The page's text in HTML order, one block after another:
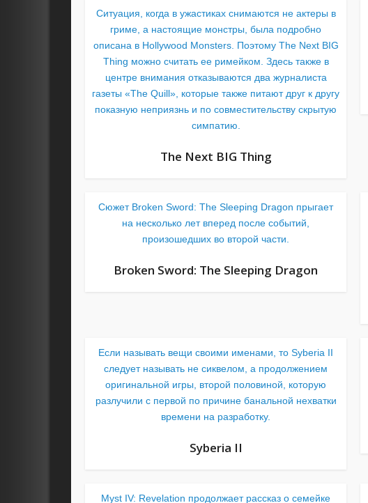
Ситуация, когда в ужастиках снимаются не актеры в
гриме, а настоящие монстры, была подробно
описана в Hollywood Monsters. Поэтому The Next BIG
Thing можно считать ее римейком. Здесь также в
центре внимания отказываются два журналиста
газеты «The Quill», которые также питают друг к другу
показную неприязнь и по совместительству скрытую
симпатию.
The Next BIG Thing
Сюжет Broken Sword: The Sleeping Dragon прыгает
на несколько лет вперед после событий,
произошедших во второй части.
Broken Sword: The Sleeping Dragon
Если называть вещи своими именами, то Syberia II
следует называть не сиквелом, а продолжением
оригинальной игры, второй половиной, которую
разлучили с первой по причине банальной нехватки
времени на разработку.
Syberia II
Myst IV: Revelation продолжает рассказ о семейке